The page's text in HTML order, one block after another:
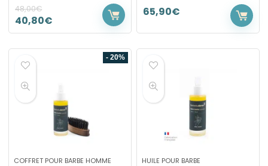
48,00€
40,80€
65,90€
- 20%
COFFRET POUR BARBE HOMME HUILE POUR BARBE